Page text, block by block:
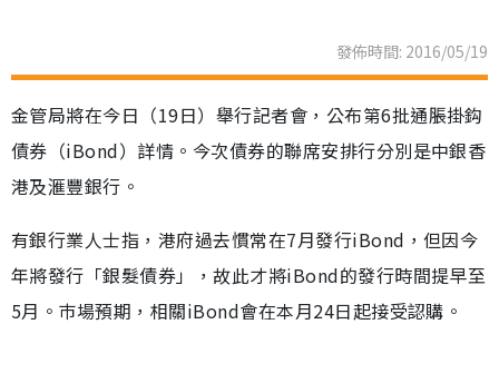
發佈時間: 2016/05/19
金管局將在今日（19日）舉行記者會，公布第6批通脹掛鈎
債券（iBond）詳情。今次債券的聯席安排行分別是中銀香
港及滙豐銀行。
有銀行業人士指，港府過去慣常在7月發行iBond，但因今
年將發行「銀髮債券」，故此才將iBond的發行時間提早至
5月。巿場預期，相關iBond會在本月24日起接受認購。